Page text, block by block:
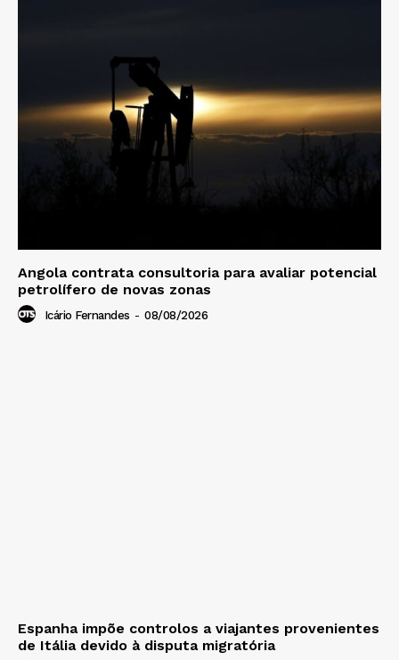
Angola contrata consultoria para avaliar potencial
petrolífero de novas zonas
Icário Fernandes - 08/08/2026
Espanha impõe controlos a viajantes provenientes
de Itália devido à disputa migratória